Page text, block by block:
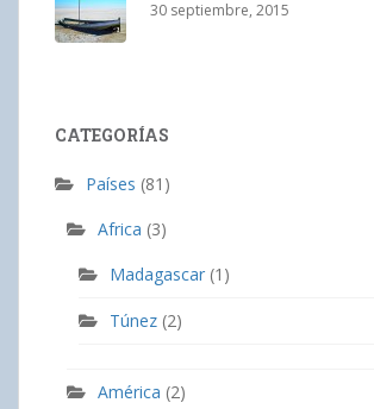
30 septiembre, 2015
CATEGORÍAS
Países (81)
Africa (3)
Madagascar (1)
Túnez (2)
América (2)